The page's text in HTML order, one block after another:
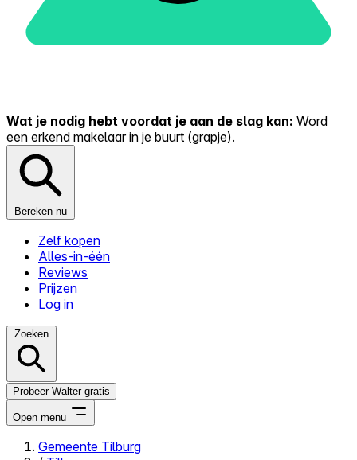
Wat je nodig hebt voordat je aan de slag kan: Word
een erkend makelaar in je buurt (grapje).
Bereken nu
Zelf kopen
Alles-in-één
Reviews
Prijzen
Log in
Zoeken
Probeer Walter gratis
Open menu
Gemeente Tilburg